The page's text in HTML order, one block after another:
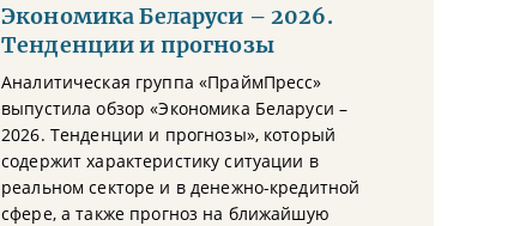
Экономика Беларуси – 2026.
Тенденции и прогнозы
Аналитическая группа «ПраймПресс»
выпустила обзор «Экономика Беларуси –
2026. Тенденции и прогнозы», который
содержит характеристику ситуации в
реальном секторе и в денежно-кредитной
сфере, а также прогноз на ближайшую